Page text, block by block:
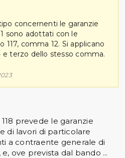
concernenti le garanzie
sono adottati con le
117, comma 12. Si applicano
terzo dello stesso comma.
118 prevede le garanzie
di lavori di particolare
a contraente generale di
ove prevista dal bando ...